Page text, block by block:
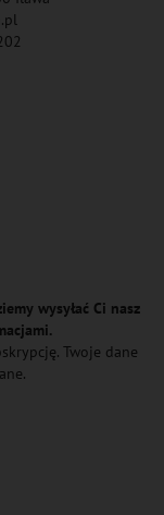
wysyłać Ci nasz
Twoje dane